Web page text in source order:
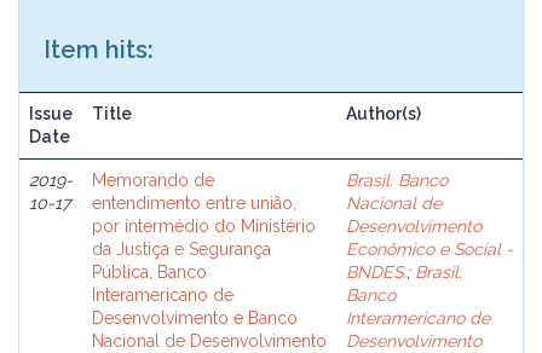
Item hits:
Issue
Date
Title Author(s)
2019-
10-17
Memorando de
entendimento entre união,
por intermédio do Ministério
da Justiça e Segurança
Pública, Banco
Interamericano de
Desenvolvimento e Banco
Nacional de Desenvolvimento
Brasil. Banco
Nacional de
Desenvolvimento
Econômico e Social -
BNDES.; Brasil.
Banco
Interamericano de
Desenvolvimento